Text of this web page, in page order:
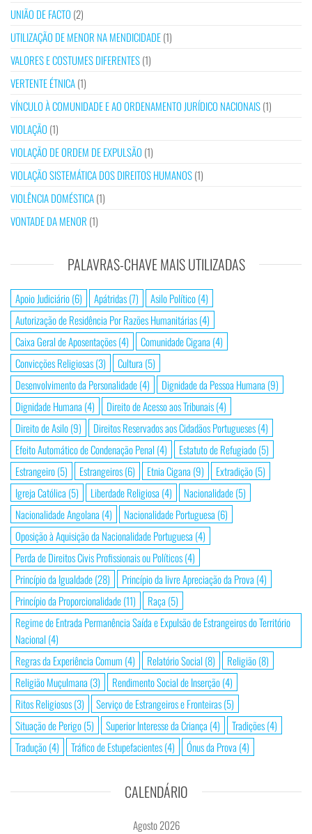
UNIÃO DE FACTO (2)
UTILIZAÇÃO DE MENOR NA MENDICIDADE(1)
VALORES E COSTUMES DIFERENTES(1)
VERTENTE ÉTNICA(1)
VÍNCULO À COMUNIDADE E AO ORDENAMENTO JURÍDICO NACIONAIS(1)
VIOLAÇÃO (1)
VIOLAÇÃO DE ORDEM DE EXPULSÃO (1)
VIOLAÇÃO SISTEMÁTICA DOS DIREITOS HUMANOS(1)
VIOLÊNCIA DOMÉSTICA(1)
VONTADE DA MENOR (1)
PALAVRAS-CHAVE MAIS UTILIZADAS
Apoio Judiciário(6) Apátridas(7) Asilo Político(4)
Autorização de Residência Por Razões Humanitárias(4)
Caixa Geral de Aposentações(4) Comunidade Cigana (4)
Convicções Religiosas(3) Cultura (5)
Desenvolvimento da Personalidade(4) Dignidade da Pessoa Humana (9)
Dignidade Humana (4) Direito de Acesso aos Tribunais(4)
Direito de Asilo(9) Direitos Reservados aos Cidadãos Portugueses(4)
Efeito Automático de Condenação Penal (4) Estatuto de Refugiado(5)
Estrangeiro(5) Estrangeiros(6) Etnia Cigana (9) Extradição(5)
Igreja Católica (5) Liberdade Religiosa (4) Nacionalidade(5)
Nacionalidade Angolana (4) Nacionalidade Portuguesa (6)
Oposição à Aquisição da Nacionalidade Portuguesa (4)
Perda de Direitos Civis Profissionais ou Políticos(4)
Princípio da Igualdade(28) Princípio da livre Apreciação da Prova (4)
Princípio da Proporcionalidade(11) Raça (5)
Regime de Entrada Permanência Saída e Expulsão de Estrangeiros do Território
Nacional (4)
Regras da Experiência Comum (4) Relatório Social (8) Religião(8)
Religião Muçulmana (3) Rendimento Social de Inserção(4)
Ritos Religiosos(3) Serviço de Estrangeiros e Fronteiras(5)
Situação de Perigo(5) Superior Interesse da Criança (4) Tradições(4)
Tradução(4) Tráfico de Estupefacientes(4) Ónus da Prova (4)
CALENDÁRIO
Agosto 2026